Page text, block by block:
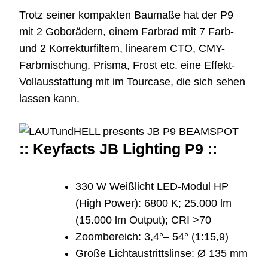
Trotz seiner kompakten Baumaße hat der P9
mit 2 Goborädern, einem Farbrad mit 7 Farb-
und 2 Korrekturfiltern, linearem CTO, CMY-
Farbmischung, Prisma, Frost etc. eine Effekt-
Vollausstattung mit im Tourcase, die sich sehen
lassen kann.
:: Keyfacts JB Lighting P9 ::
330 W Weißlicht LED-Modul HP
(High Power): 6800 K; 25.000 lm
(15.000 lm Output); CRI >70
Zoombereich: 3,4°– 54° (1:15,9)
Große Lichtaustrittslinse: Ø 135 mm